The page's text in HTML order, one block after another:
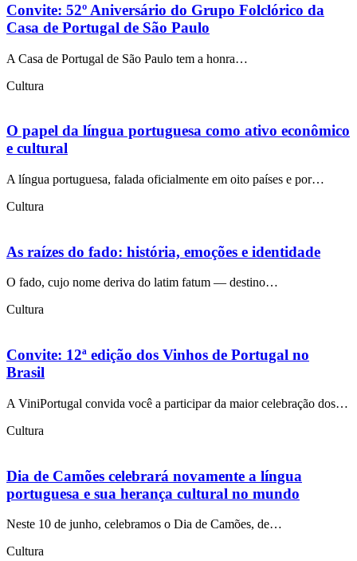
Convite: 52º Aniversário do Grupo Folclórico da
Casa de Portugal de São Paulo
A Casa de Portugal de São Paulo tem a honra…
Cultura
O papel da língua portuguesa como ativo econômico
e cultural
A língua portuguesa, falada oficialmente em oito países e por…
Cultura
As raízes do fado: história, emoções e identidade
O fado, cujo nome deriva do latim fatum — destino…
Cultura
Convite: 12ª edição dos Vinhos de Portugal no
Brasil
A ViniPortugal convida você a participar da maior celebração dos…
Cultura
Dia de Camões celebrará novamente a língua
portuguesa e sua herança cultural no mundo
Neste 10 de junho, celebramos o Dia de Camões, de…
Cultura